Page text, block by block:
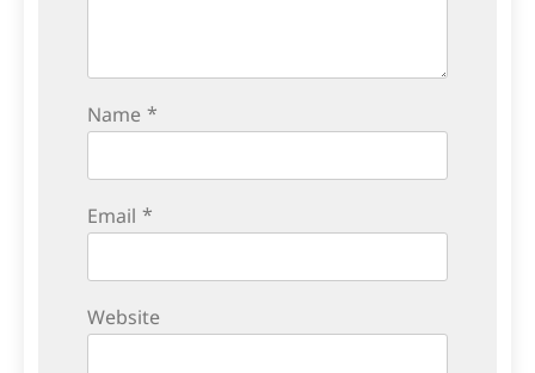
Name *
Email *
Website